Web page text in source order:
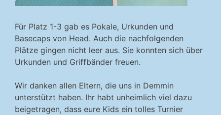
Für Platz 1-3 gab es Pokale, Urkunden und
Basecaps von Head. Auch die nachfolgenden
Plätze gingen nicht leer aus. Sie konnten sich über
Urkunden und Griffbänder freuen.
Wir danken allen Eltern, die uns in Demmin
unterstützt haben. Ihr habt unheimlich viel dazu
beigetragen, dass eure Kids ein tolles Turnier